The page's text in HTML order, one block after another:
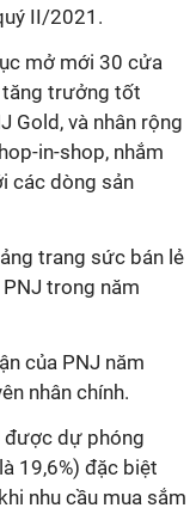
II/2021.
mở mới 30 cửa
tăng trưởng tốt
Gold, và nhân rộng
in-shop, nhắm
các dòng sản
trang sức bán lẻ
trong năm
của PNJ năm
nhân chính.
được dự phóng
19,6%) đặc biệt
nhu cầu mua sắm